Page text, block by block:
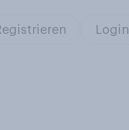
Login